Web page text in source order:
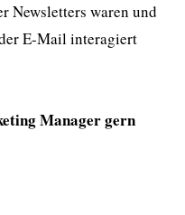
Newsletters waren und
E-Mail interagiert
Manager gern